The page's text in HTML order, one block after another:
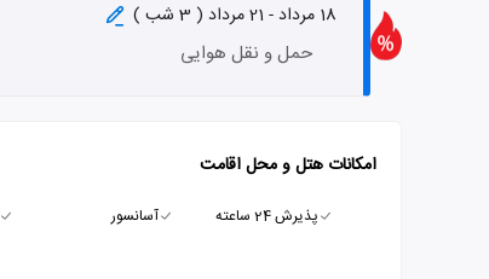
18 مرداد - 21 مرداد ( 3 شب )
حمل و نقل هوایی
امکانات هتل و محل اقامت
پذیرش 24 ساعته آسانسور